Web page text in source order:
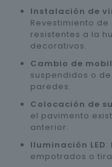
Instalación de
Revestimiento
resistentes a la
decorativos.
Cambio de
suspendidos o
paredes.
Colocación de
el pavimento
anterior.
Iluminación LED:
empotrados o